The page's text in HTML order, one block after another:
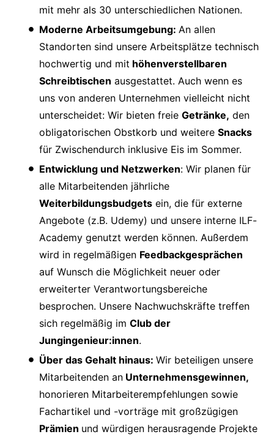
mit mehr als 30 unterschiedlichen Nationen.
Moderne Arbeitsumgebung: An allen
Standorten sind unsere Arbeitsplätze technisch
hochwertig und mit höhenverstellbaren
Schreibtischen ausgestattet. Auch wenn es
uns von anderen Unternehmen vielleicht nicht
unterscheidet: Wir bieten freie Getränke, den
obligatorischen Obstkorb und weitere Snacks
für Zwischendurch inklusive Eis im Sommer.
Entwicklung und Netzwerken: Wir planen für
alle Mitarbeitenden jährliche
Weiterbildungsbudgets ein, die für externe
Angebote (z.B. Udemy) und unsere interne ILF-
Academy genutzt werden können. Außerdem
wird in regelmäßigen Feedbackgesprächen
auf Wunsch die Möglichkeit neuer oder
erweiterter Verantwortungsbereiche
besprochen. Unsere Nachwuchskräfte treffen
sich regelmäßig im Club der
Jungingenieur:innen.
Über das Gehalt hinaus: Wir beteiligen unsere
Mitarbeitenden an Unternehmensgewinnen,
honorieren Mitarbeiterempfehlungen sowie
Fachartikel und -vorträge mit großzügigen
Prämien und würdigen herausragende Projekte